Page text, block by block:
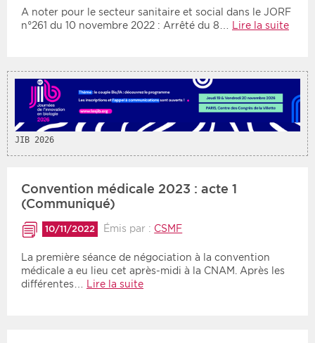
A noter pour le secteur sanitaire et social dans le JORF
n°261 du 10 novembre 2022 : Arrêté du 8…
Lire la suite
JIB 2026
Convention médicale 2023 : acte 1
(Communiqué)
10/11/2022 Émis par : CSMF
La première séance de négociation à la convention
médicale a eu lieu cet après-midi à la CNAM. Après les
différentes…
Lire la suite